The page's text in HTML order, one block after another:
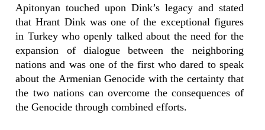
Apitonyan touched upon Dink’s legacy and stated
that Hrant Dink was one of the exceptional figures
in Turkey who openly talked about the need for the
expansion of dialogue between the neighboring
nations and was one of the first who dared to speak
about the Armenian Genocide with the certainty that
the two nations can overcome the consequences of
the Genocide through combined efforts.